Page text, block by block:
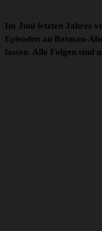
Im Juni letzten Jahres
Episoden an Batman-
lassen. Alle Folgen sind